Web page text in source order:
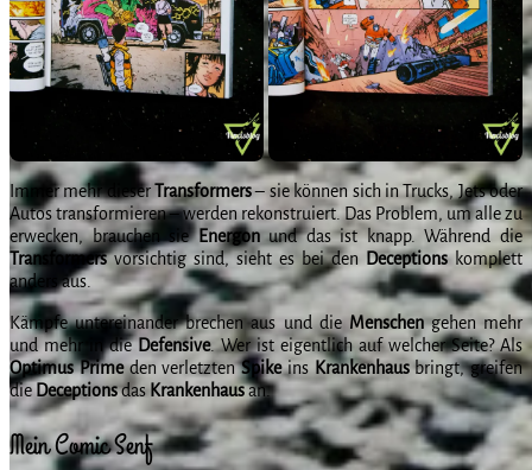
Immer mehr dieserTransformers– sie können sich in Trucks, Jets oder
Autos transformieren – werden rekonstruiert. Das Problem, um alle zu
erwecken, brauchen sie Energonund das ist knapp. Während die
Transformersvorsichtig sind, sieht es bei den Deceptionskomplett
anders aus.
Kämpfe untereinander brechen aus und dieMenschengehen mehr
und mehr in dieDefensive. Wer ist eigentlich auf welcher Seite? Als
Optimus Primeden verletztenSpikeins Krankenhausbringt, greifen
dieDeceptionsdasKrankenhausan.
Mein Comic Senf